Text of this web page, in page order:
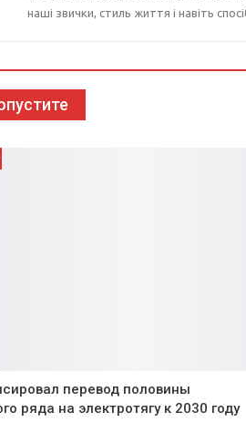
наші звички, стиль життя і навіть
перевод половины
ряда на электротягу к 2030 году